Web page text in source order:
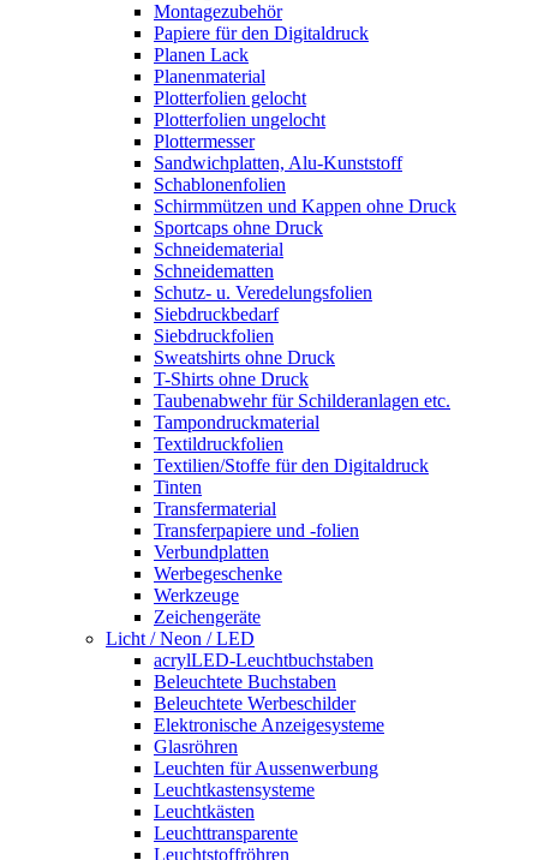
Montagezubehör
Papiere für den Digitaldruck
Planen Lack
Planenmaterial
Plotterfolien gelocht
Plotterfolien ungelocht
Plottermesser
Sandwichplatten, Alu-Kunststoff
Schablonenfolien
Schirmmützen und Kappen ohne Druck
Sportcaps ohne Druck
Schneidematerial
Schneidematten
Schutz- u. Veredelungsfolien
Siebdruckbedarf
Siebdruckfolien
Sweatshirts ohne Druck
T-Shirts ohne Druck
Taubenabwehr für Schilderanlagen etc.
Tampondruckmaterial
Textildruckfolien
Textilien/Stoffe für den Digitaldruck
Tinten
Transfermaterial
Transferpapiere und -folien
Verbundplatten
Werbegeschenke
Werkzeuge
Zeichengeräte
Licht / Neon / LED
acrylLED-Leuchtbuchstaben
Beleuchtete Buchstaben
Beleuchtete Werbeschilder
Elektronische Anzeigesysteme
Glasröhren
Leuchten für Aussenwerbung
Leuchtkastensysteme
Leuchtkästen
Leuchttransparente
Leuchtstoffröhren